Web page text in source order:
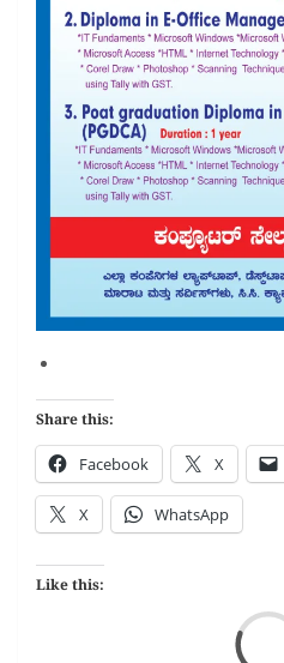
Share this:
Facebook X
X WhatsApp
Like this: